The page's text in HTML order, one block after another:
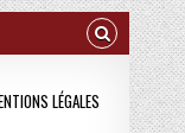
LÉGALES